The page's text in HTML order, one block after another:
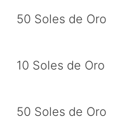
50 Soles de Oro
10 Soles de Oro
50 Soles de Oro